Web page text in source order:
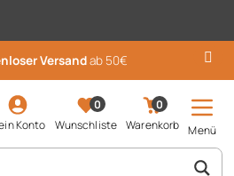
für Vorteilskunden
Konto
0
Wunschliste
0
Warenkorb
Menü
...